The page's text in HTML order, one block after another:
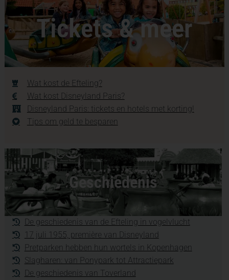
Tickets & meer
Wat kost de Efteling?
Wat kost Disneyland Paris?
Disneyland Paris: tickets en hotels met korting!
Tips om geld te besparen
Geschiedenis
De geschiedenis van de Efteling in vogelvlucht
17 juli 1955, première van Disneyland
Pretparken hebben hun wortels in Kopenhagen
Slagharen: van Ponypark tot Attractiepark
De geschiedenis van Toverland